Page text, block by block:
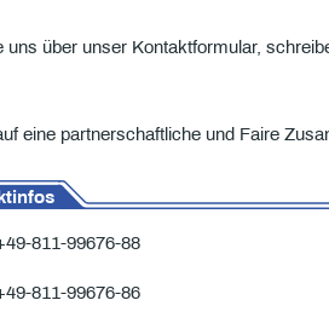
uns über unser Kontaktformular,
eine partnerschaftliche und Faire
811-99676-88
811-99676-86